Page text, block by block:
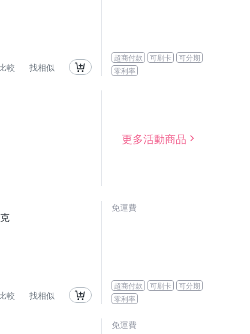
較 找相似
超商付款 可刷卡
可分期
零利率
更多活動商品
較 找相似
免運費
超商付款 可刷卡
可分期
零利率
免運費